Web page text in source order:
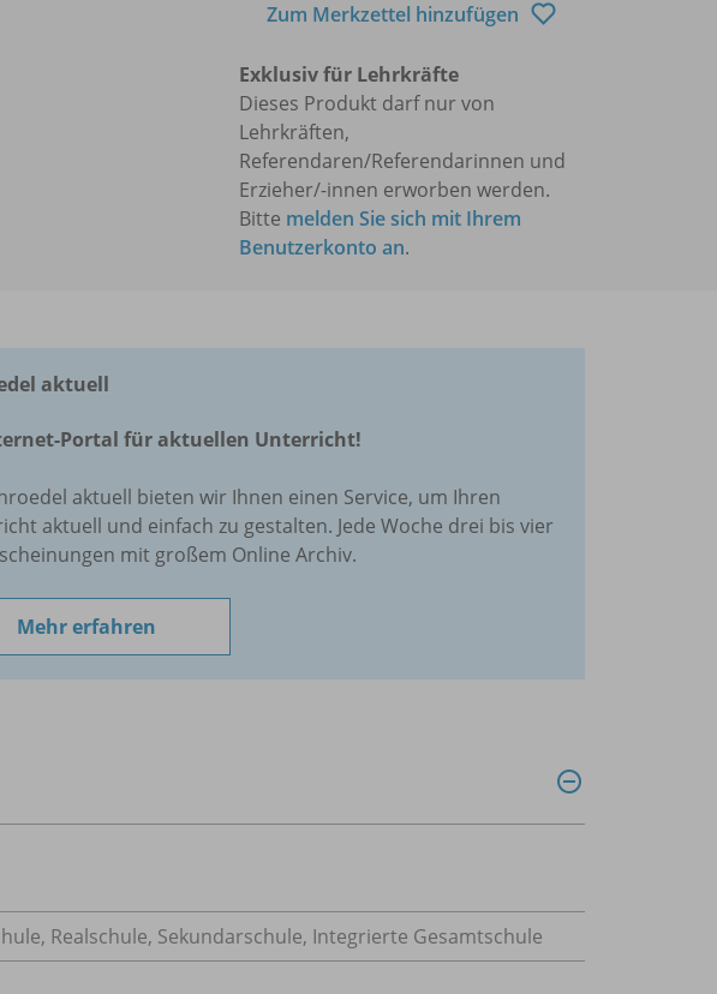
Zum Merkzettel hinzufügen
Exklusiv für Lehrkräfte
Dieses Produkt darf nur von
Lehrkräften,
Referendaren/Referendarinnen und
Erzieher/-innen erworben werden.
Bitte melden Sie sich mit Ihrem
Benutzerkonto an.
aktuell
Portal für aktuellen Unterricht!
aktuell bieten wir Ihnen einen Service, um Ihren
aktuell und einfach zu gestalten. Jede Woche drei bis vier
mit großem Online Archiv.
Mehr erfahren
Realschule, Sekundarschule, Integrierte Gesamtschule